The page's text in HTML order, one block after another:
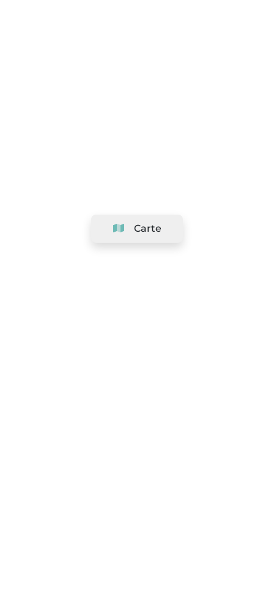
Carte